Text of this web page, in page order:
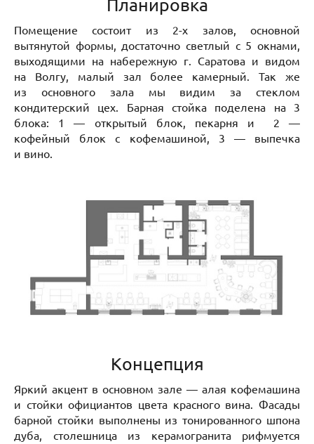
Планировка
Помещение состоит из 2-х залов, основной
вытянутой формы, достаточно светлый с 5 окнами,
выходящими на набережную г. Саратова и видом
на Волгу, малый зал более камерный. Так же
из основного зала мы видим за стеклом
кондитерский цех. Барная стойка поделена на 3
блока: 1 — открытый блок, пекарня и 2 —
кофейный блок с кофемашиной, 3 — выпечка
и вино.
Концепция
Яркий акцент в основном зале — алая кофемашина
и стойки официантов цвета красного вина. Фасады
барной стойки выполнены из тонированного шпона
дуба, столешница из керамогранита рифмуется